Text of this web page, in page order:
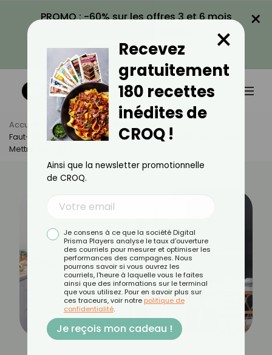
PROMO : -60% sur les offres 3 et 6 mois
VOIR LA PROMO
×
Accueil Actus
Quotidien
Faut-Il Enlever L’emballage Carton Des Yaourts Avant De Les
Mettre Au Frigo ?
Recevez
gratuitement
180 recettes
inédites de
CROQ !
×
Ainsi que la newsletter promotionnelle
de CROQ.
Je consens à ce que la société Digital
Prisma Players analyse le taux d'ouverture
des courriels pour mesurer et optimiser les
performances des campagnes. Nous
pourrons savoir si vous ouvrez les
courriels, l'heure à laquelle vous le faites
ainsi que des informations sur le terminal
que vous utilisez. Pour en savoir plus sur
ces traceurs, voir notre politique de
confidentialité.
Je reçois mon cadeau !